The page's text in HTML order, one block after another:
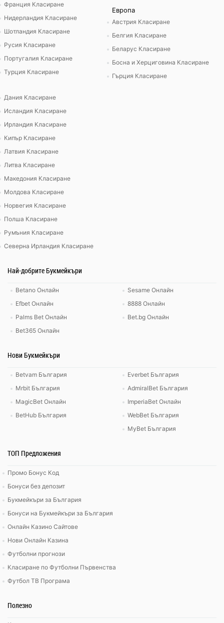
Франция Класиране
Нидерландия Класиране
Шотландия Класиране
Русия Класиране
Португалия Класиране
Турция Класиране
Европа
Австрия Класиране
Белгия Класиране
Беларус Класиране
Босна и Херциговина Класиране
Гърция Класиране
Дания Класиране
Исландия Класиране
Ирландия Класиране
Кипър Класиране
Латвия Класиране
Литва Класиране
Македония Класиране
Молдова Класиране
Норвегия Класиране
Полша Класиране
Румъния Класиране
Северна Ирландия Класиране
Най-добрите Букмейкъри
Betano Онлайн
Efbet Онлайн
Palms Bet Онлайн
Bet365 Онлайн
Sesame Онлайн
8888 Онлайн
Bet.bg Онлайн
Нови Букмейкъри
Betvam България
Mrbit България
MagicBet Онлайн
BetHub България
Everbet България
AdmiralBet България
ImperiaBet Онлайн
WebBet България
MyBet България
ТОП Предложения
Промо Бонус Код
Бонуси без депозит
Букмейкъри за България
Бонуси на Букмейкъри за България
Онлайн Казино Сайтове
Нови Онлайн Казина
Футболни прогнози
Класиране по Футболни Първенства
Футбол ТВ Програма
Полезно